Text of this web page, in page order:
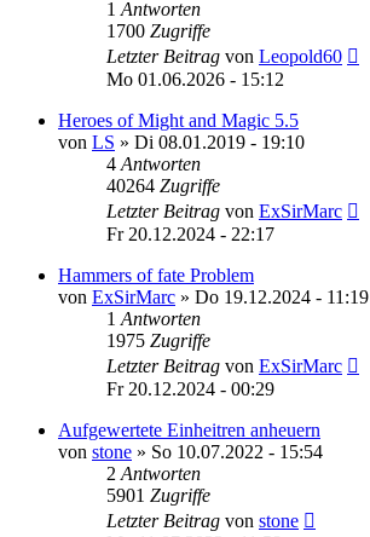
1 Antworten
1700 Zugriffe
Letzter Beitrag von Leopold60
Mo 01.06.2026 - 15:12
Heroes of Might and Magic 5.5
von LS » Di 08.01.2019 - 19:10
4 Antworten
40264 Zugriffe
Letzter Beitrag von ExSirMarc
Fr 20.12.2024 - 22:17
Hammers of fate Problem
von ExSirMarc » Do 19.12.2024 - 11:19
1 Antworten
1975 Zugriffe
Letzter Beitrag von ExSirMarc
Fr 20.12.2024 - 00:29
Aufgewertete Einheitren anheuern
von stone » So 10.07.2022 - 15:54
2 Antworten
5901 Zugriffe
Letzter Beitrag von stone